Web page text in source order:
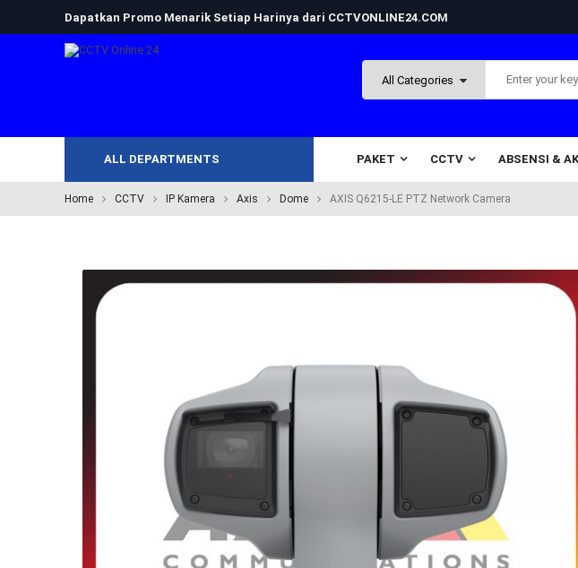
Dapatkan Promo Menarik Setiap Harinya dari CCTVONLINE24.COM
ALL DEPARTMENTS PAKET CCTV ABSENSI &
Home CCTV IP Kamera Axis Dome AXIS Q6215-LE PTZ Network Camera